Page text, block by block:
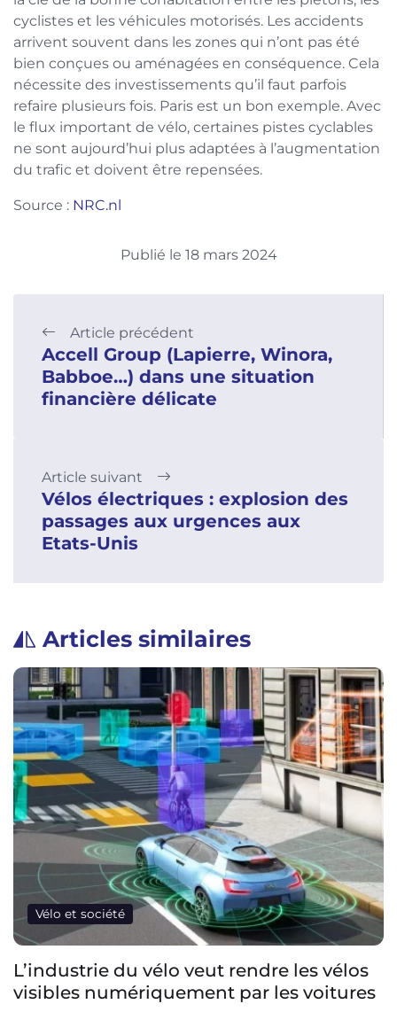
cyclistes et les véhicules motorisés. Les accidents
arrivent souvent dans les zones qui n’ont pas été
bien conçues ou aménagées en conséquence. Cela
nécessite des investissements qu’il faut parfois
refaire plusieurs fois. Paris est un bon exemple. Avec
le flux important de vélo, certaines pistes cyclables
ne sont aujourd’hui plus adaptées à l’augmentation
du trafic et doivent être repensées.
Source : NRC.nl
Publié le 18 mars 2024
Article précédent
Accell Group (Lapierre, Winora,
Babboe…) dans une situation
financière délicate
Article suivant
Vélos électriques : explosion des
passages aux urgences aux
Etats-Unis
Articles similaires
Vélo et société
L’industrie du vélo veut rendre les vélos
visibles numériquement par les voitures